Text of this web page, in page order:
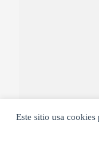
Este sitio usa